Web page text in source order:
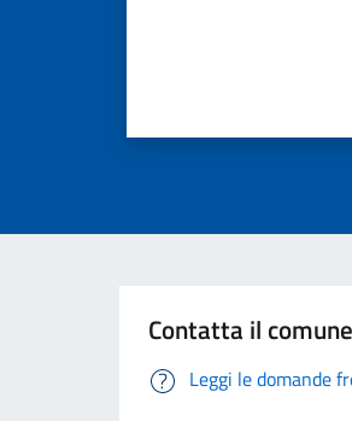
Contatta il comune
Leggi le domande